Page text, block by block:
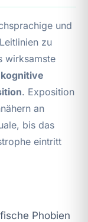
und
zu
wirksamste
kognitive
. Exposition
an
bis das
eintritt
Phobien